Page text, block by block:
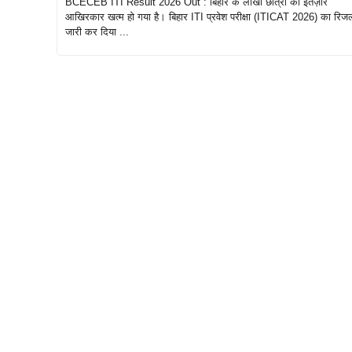
आखिरकार खत्म हो गया है। बिहार ITI प्रवेश परीक्षा (ITICAT 2026) का
जारी कर दिया ...